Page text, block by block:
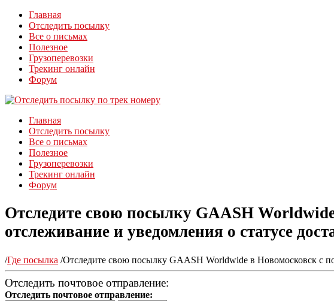
Главная
Отследить посылку
Все о письмах
Полезное
Грузоперевозки
Трекинг онлайн
Форум
Главная
Отследить посылку
Все о письмах
Полезное
Грузоперевозки
Трекинг онлайн
Форум
Отследите свою посылку GAASH
отслеживание и уведомления о статусе
/Где посылка /Отследите свою посылку GAASH Worldwide в Новомосковск с
Отследить почтовое отправление:
Отследить почтовое отправление: